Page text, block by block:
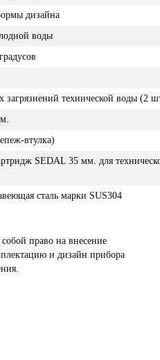
дизайна
воды
загрязнений технической воды (2
втулка)
SEDAL 35 мм. для
сталь марки SUS304
право на внесение
и дизайн прибора